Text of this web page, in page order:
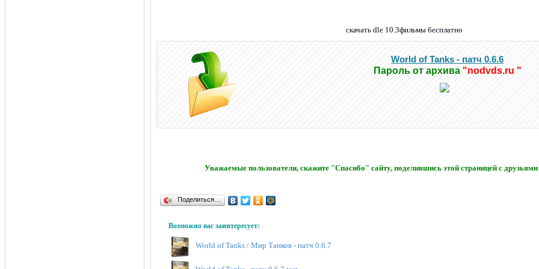
скачать dle 10.3фильмы бесплатно
World of Tanks - патч 0.6.6
Пароль от архива"nodvds.ru "
Уважаемые пользователи, скажите "Спасибо" сайту, поделившись этой страницей с друзьями
Поделиться…
Возможно вас заинтересует:
World of Tanks / Мир Танков - патч 0.6.7